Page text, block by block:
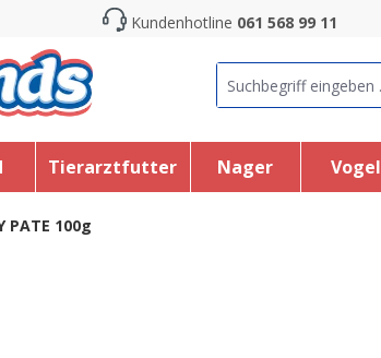
Kundenhotline 061 568 99 11
Tierarztfutter Nager Vogel
PATE 100g